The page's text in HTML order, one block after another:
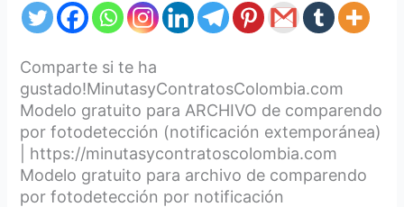
Comparte si te ha
gustado!MinutasyContratosColombia.com
Modelo gratuito para ARCHIVO de comparendo
por fotodetección (notificación extemporánea)
| https://minutasycontratoscolombia.com
Modelo gratuito para archivo de comparendo
por fotodetección por notificación